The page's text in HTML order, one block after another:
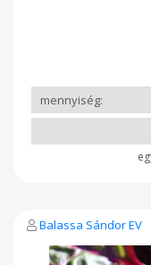
Balassa Sándor EV